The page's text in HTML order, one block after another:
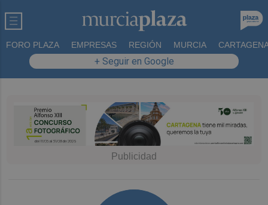
FORO PLAZA EMPRESAS REGIÓN MURCIA
+ Seguir en Google